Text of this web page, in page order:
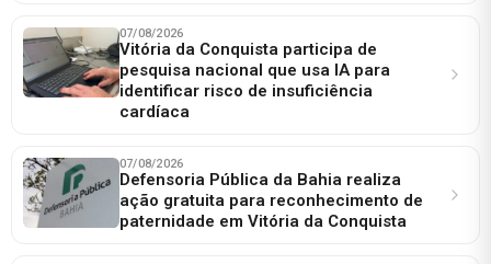
07/08/2026
Vitória da Conquista participa de
pesquisa nacional que usa IA para
identificar risco de insuficiência
cardíaca
07/08/2026
Defensoria Pública da Bahia realiza
ação gratuita para reconhecimento de
paternidade em Vitória da Conquista